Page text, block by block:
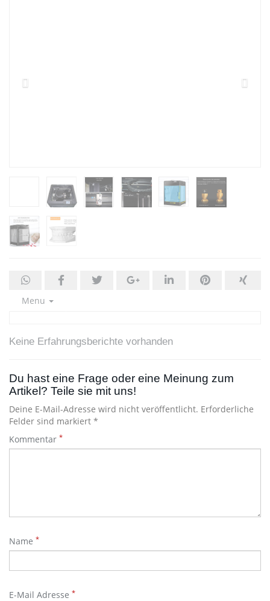
Menu
Keine Erfahrungsberichte vorhanden
Du hast eine Frage oder eine Meinung zum
Artikel? Teile sie mit uns!
Deine E-Mail-Adresse wird nicht veröffentlicht. Erforderliche
Felder sind markiert *
Kommentar *
Name *
E-Mail Adresse *